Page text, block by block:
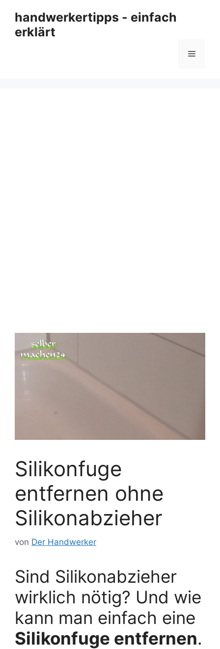
Inhalt
springen
handwerkertipps - einfach
erklärt
Menü
Silikonfuge
entfernen ohne
Silikonabzieher
von Der Handwerker
Sind Silikonabzieher
wirklich nötig? Und wie
kann man einfach eine
Silikonfuge entfernen.